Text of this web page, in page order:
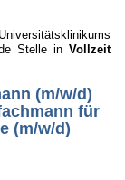
Stelle in Vollzeit
(m/w/d)
für
(m/w/d)